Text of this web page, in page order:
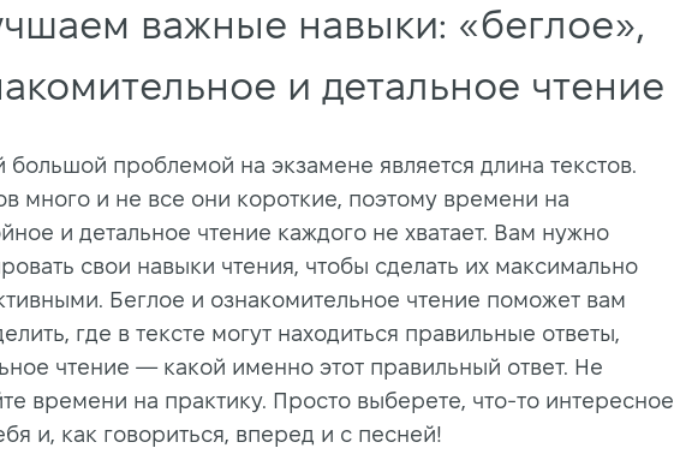
важные навыки: «беглое»,
и детальное чтение
большой проблемой на экзамене является длина текстов.
много и не все они короткие, поэтому времени на
и детальное чтение каждого не хватает. Вам нужно
свои навыки чтения, чтобы сделать их максимально
Беглое и ознакомительное чтение поможет вам
где в тексте могут находиться правильные ответы,
чтение — какой именно этот правильный ответ. Не
времени на практику. Просто выберете, что-то интересное
и, как говориться, вперед и с песней!